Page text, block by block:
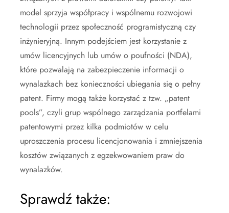
model sprzyja współpracy i wspólnemu rozwojowi
technologii przez społeczność programistyczną czy
inżynieryjną. Innym podejściem jest korzystanie z
umów licencyjnych lub umów o poufności (NDA),
które pozwalają na zabezpieczenie informacji o
wynalazkach bez konieczności ubiegania się o pełny
patent. Firmy mogą także korzystać z tzw. „patent
pools”, czyli grup wspólnego zarządzania portfelami
patentowymi przez kilka podmiotów w celu
uproszczenia procesu licencjonowania i zmniejszenia
kosztów związanych z egzekwowaniem praw do
wynalazków.
Sprawdź także: